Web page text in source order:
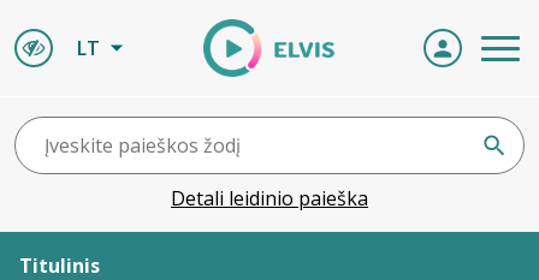
LT
Detali leidinio paieška
Titulinis